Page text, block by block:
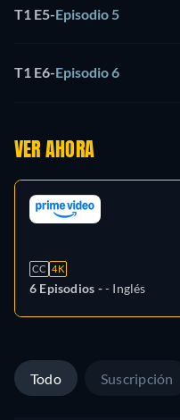
T1 E5-Episodio 5
T1 E6-Episodio 6
VER AHORA
CC 4K
6 Episodios -- Inglés
Todo Suscripción